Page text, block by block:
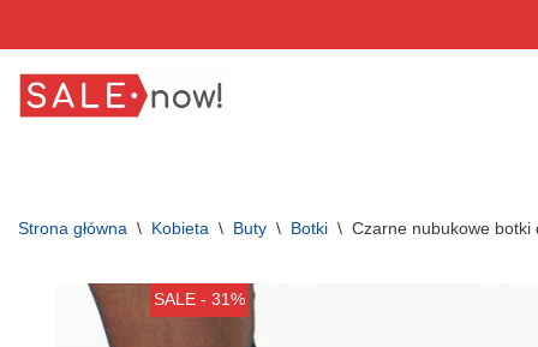
do
Strona główna \ Kobieta \ Buty \ Botki \ Czarne nubukowe botki
SALE - 31%